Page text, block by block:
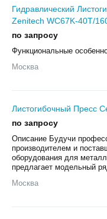
Гидравлический
Zenitech WC67K-40T/
по запросу
Функциональные
Москва
Листогибочный Пресс
по запросу
Описание Будучи
производителем и
оборудования для
предлагает модельный
Москва